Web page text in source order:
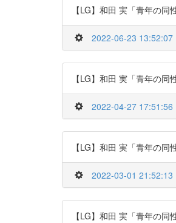
【LG】和田 実「青年の
2022-06-23 13:52:07
【LG】和田 実「青年の
2022-04-27 17:51:56
【LG】和田 実「青年の
2022-03-01 21:52:13
【LG】和田 実「青年の